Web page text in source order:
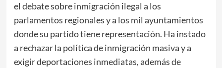
el debate sobre inmigración ilegal a los
parlamentos regionales y a los mil ayuntamientos
donde su partido tiene representación. Ha instado
a rechazar la política de inmigración masiva y a
exigir deportaciones inmediatas, además de